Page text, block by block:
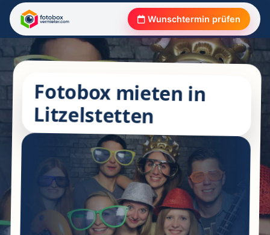
Wunschtermin prüfen
Fotobox mieten in
Litzelstetten